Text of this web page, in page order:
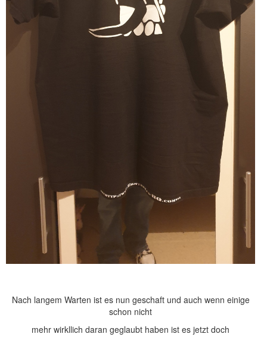
Nach langem Warten ist es nun geschaft und auch wenn einige
schon nicht
mehr wirkllich daran geglaubt haben ist es jetzt doch